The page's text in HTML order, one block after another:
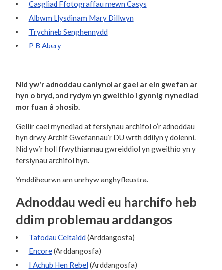
Casgliad Ffotograffau mewn Casys
Albwm Llysdinam Mary Dillwyn
Trychineb Senghennydd
P B Abery
Nid yw'r adnoddau canlynol ar gael ar ein gwefan ar
hyn o bryd, ond rydym yn gweithio i gynnig mynediad
mor fuan â phosib.
Gellir cael mynediad at fersiynau archifol o’r adnoddau
hyn drwy Archif Gwefannau’r DU wrth ddilyn y dolenni.
Nid yw’r holl ffwythiannau gwreiddiol yn gweithio yn y
fersiynau archifol hyn.
Ymddiheurwn am unrhyw anghyfleustra.
Adnoddau wedi eu harchifo heb
ddim problemau arddangos
Tafodau Celtaidd (Arddangosfa)
Encore(Arddangosfa)
I Achub Hen Rebel(Arddangosfa)